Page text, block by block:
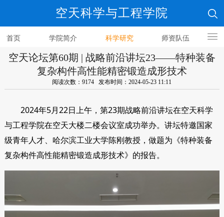
空天科学与工程学院
首页 学院简介 科学研究 师资队伍
人才培养
空天论坛第60期 | 战略前沿讲坛23——特种装备
复杂构件高性能精密锻造成形技术
阅读次数：9174 发布时间：2024-05-23 11:11